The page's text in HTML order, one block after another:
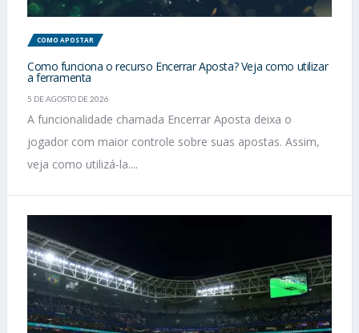
COMO APOSTAR
Como funciona o recurso Encerrar Aposta? Veja como utilizar
a ferramenta
5 DE AGOSTO DE 2026
A funcionalidade chamada Encerrar Aposta deixa o
jogador com maior controle sobre suas apostas. Assim,
veja como utilizá-la....